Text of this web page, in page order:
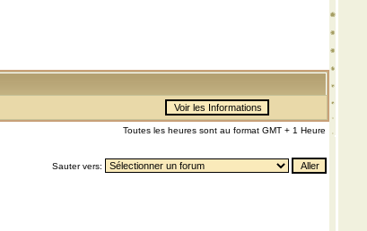
Toutes les heures sont au format GMT + 1 Heure
Sauter vers: